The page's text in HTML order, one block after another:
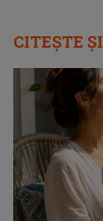
CITEȘTE ȘI